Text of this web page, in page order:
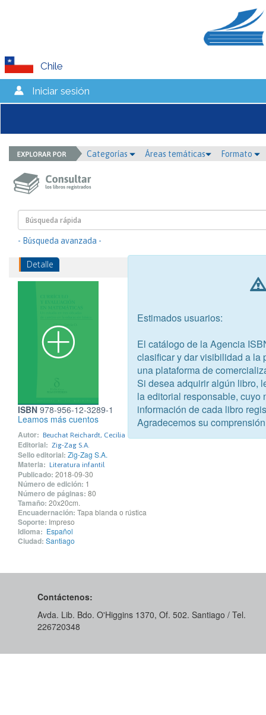
Chile
Iniciar sesión
Categorías Áreas temáticas Formato
- Búsqueda avanzada -
Detalle
ISBN 978-956-12-3289-1
Leamos más cuentos
Autor: Beuchat Reichardt, Cecilia
Editorial: Zig-Zag S.A.
Sello editorial: Zig-Zag S.A.
Materia: Literatura infantil
Publicado: 2018-09-30
Número de edición: 1
Número de páginas: 80
Tamaño: 20x20cm.
Encuadernación: Tapa blanda o rústica
Soporte: Impreso
Idioma: Español
Ciudad: Santiago
Contáctenos:
Avda. Lib. Bdo. O'Higgins 1370, Of. 502. Santiago / Tel.
226720348
Estimados usuarios:
El catálogo de la Agencia
clasificar y dar visibilidad a la
una plataforma de
Si desea adquirir algún libro,
la editorial responsable, cuyo
información de cada libro
Agradecemos su